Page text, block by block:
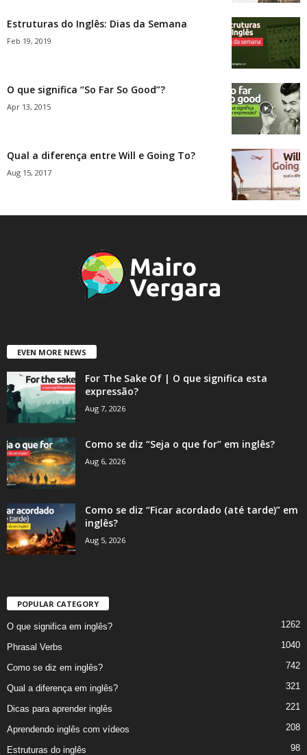
Estruturas do Inglês: Dias da Semana
Feb 19, 2019
O que significa “So Far So Good”?
Apr 13, 2015
Qual a diferença entre Will e Going To?
Aug 15, 2017
EVEN MORE NEWS
For The Sake Of | O que significa esta
expressão?
Aug 7, 2026
Como se diz “Seja o que for” em inglês?
Aug 6, 2026
Como se diz “Ficar acordado (até tarde)” em
inglês?
Aug 5, 2026
POPULAR CATEGORY
O que significa em inglês? 1262
Phrasal Verbs 1040
Como se diz em inglês? 742
Qual a diferença em inglês? 321
Dicas para aprender inglês 221
Aprendendo inglês com vídeos 208
Estruturas do inglês 98